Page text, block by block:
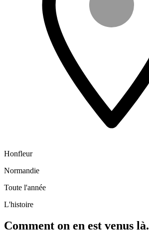
Honfleur
Normandie
Toute l'année
L'histoire
Comment on en est venus là.